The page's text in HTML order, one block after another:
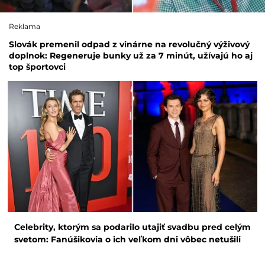
Reklama
Slovák premenil odpad z vinárne na revolučný výživový
doplnok: Regeneruje bunky už za 7 minút, užívajú ho aj
top športovci
Celebrity, ktorým sa podarilo utajiť svadbu pred celým
svetom: Fanúšikovia o ich veľkom dni vôbec netušili